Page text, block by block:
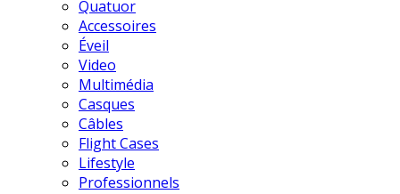
Quatuor
Accessoires
Éveil
Video
Multimédia
Casques
Câbles
Flight Cases
Lifestyle
Professionnels